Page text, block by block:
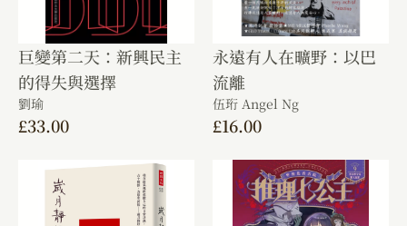
巨變第二天：新興民主
的得失與選擇
劉瑜
£33.00
永遠有人在曠野：以巴
流離
伍珩 Angel Ng
£16.00